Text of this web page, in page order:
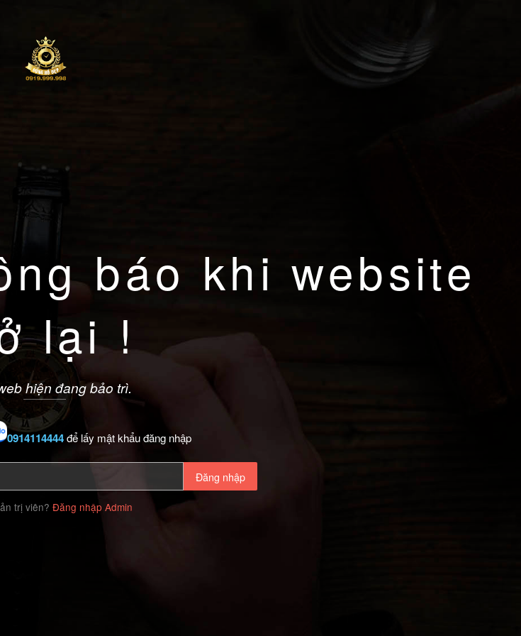
báo khi website
lại !
hiện đang bảo trì.
0914114444để lấy mật khẩu đăng nhập
Đăng nhập
trị viên? Đăng nhập Admin